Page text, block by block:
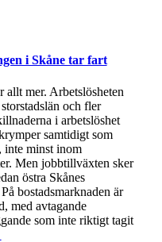
i Skåne tar fart
allt mer. Arbetslösheten
och fler
i arbetslöshet
samtidigt som
inte minst inom
Men jobbtillväxten sker
östra Skånes
bostadsmarknaden är
med avtagande
som inte riktigt tagit